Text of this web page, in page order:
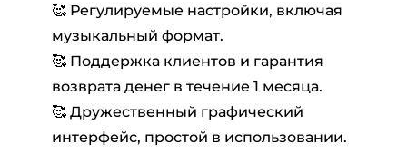
🥰 Регулируемые настройки, включая
музыкальный формат.
🥰 Поддержка клиентов и гарантия
возврата денег в течение 1 месяца.
🥰 Дружественный графический
интерфейс, простой в использовании.